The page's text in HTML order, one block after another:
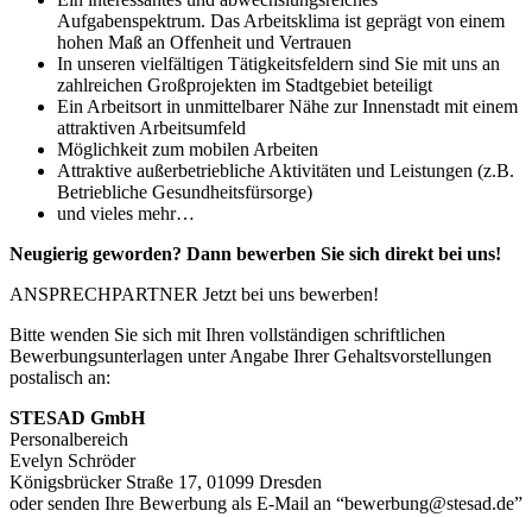
Aufgabenspektrum. Das Arbeitsklima ist geprägt von einem
hohen Maß an Offenheit und Vertrauen
In unseren vielfältigen Tätigkeitsfeldern sind Sie mit uns an
zahlreichen Großprojekten im Stadtgebiet beteiligt
Ein Arbeitsort in unmittelbarer Nähe zur Innenstadt mit einem
attraktiven Arbeitsumfeld
Möglichkeit zum mobilen Arbeiten
Attraktive außerbetriebliche Aktivitäten und Leistungen (z.B.
Betriebliche Gesundheitsfürsorge)
und vieles mehr…
Neugierig geworden? Dann bewerben Sie sich direkt bei uns!
ANSPRECHPARTNER Jetzt bei uns bewerben!
Bitte wenden Sie sich mit Ihren vollständigen schriftlichen
Bewerbungsunterlagen unter Angabe Ihrer Gehaltsvorstellungen
postalisch an:
STESAD GmbH
Personalbereich
Evelyn Schröder
Königsbrücker Straße 17, 01099 Dresden
oder senden Ihre Bewerbung als E-Mail an “bewerbung@stesad.de”